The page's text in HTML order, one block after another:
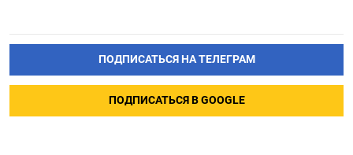
ПОДПИСАТЬСЯ НА ТЕЛЕГРАМ
ПОДПИСАТЬСЯ В GOOGLE